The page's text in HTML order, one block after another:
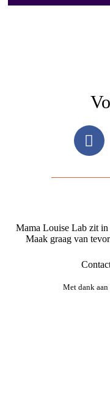
Mama Louise Lab zit in
Maak graag van
Met dank